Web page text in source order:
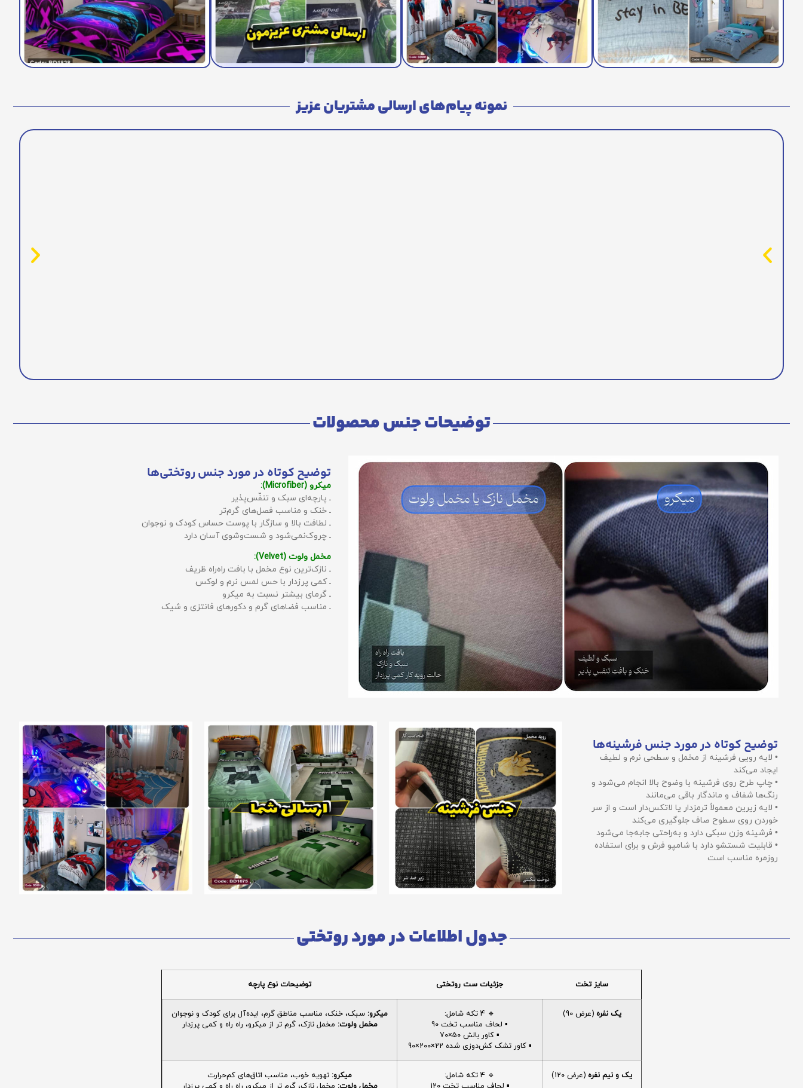
نمونه پیام‌های ارسالی مشتریان عزیز
توضیحات جنس محصولات
توضیح کوتاه در مورد جنس روتختی‌ها
میکرو (Microfiber):
ـ پارچه‌ای سبک و تنفّس‌پذیر
ـ خنک و مناسب فصل‌های گرم‌تر
ـ لطافت بالا و سازگار با پوست حساس کودک و نوجوان
ـ چروک‌نمی‌شود و شست‌وشوی آسان دارد
مخمل ولوت (Velvet):
ـ نازک‌ترین نوع مخمل با بافت راه‌راه ظریف
ـ کمی پرزدار با حس لمس نرم و لوکس
ـ گرمای بیشتر نسبت به میکرو
ـ مناسب فضاهای گرم و دکورهای فانتزی و شیک
توضیح کوتاه در مورد جنس فرشینه‌ها
• لایه رویی فرشینه از مخمل و سطحی نرم و لطیف
ایجاد می‌کند
• چاپ طرح روی فرشینه با وضوح بالا انجام می‌شود و
رنگ‌ها شفاف و ماندگار باقی می‌مانند
• لایه زیرین معمولاً ترمزدار یا لاتکس‌دار است و از سر
خوردن روی سطوح صاف جلوگیری می‌کند
• فرشینه وزن سبکی دارد و به‌راحتی جابه‌جا می‌شود
• قابلیت شستشو دارد با شامپو فرش و برای استفاده
روزمره مناسب است
جدول اطلاعات در مورد روتختی
سایز تخت جزئیات ست روتختی توضیحات نوع پارچه
یک نفره (عرض 90)
🔹 4 تکه شامل:
▪️ لحاف مناسب تخت 90
▪️ کاور بالش 50×70
▪️ کاور تشک کش‌دوزی شده 22×200×90
میکرو: سبک، خنک، مناسب مناطق گرم، ایده‌آل برای کودک و نوجوان
مخمل ولوت: مخمل نازک، گرم تر از میکرو، راه راه و کمی پرزدار
یک و نیم نفره (عرض 120)
🔹 4 تکه شامل:
میکرو: تهویه خوب، مناسب اتاق‌های کم‌حرارت